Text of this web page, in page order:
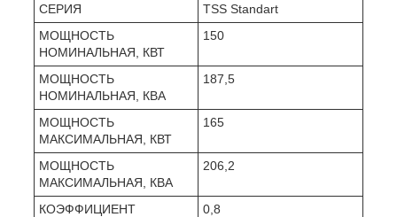
СЕРИЯ
TSS Standart
МОЩНОСТЬ
НОМИНАЛЬНАЯ, КВТ
150
МОЩНОСТЬ
НОМИНАЛЬНАЯ, КВА
187,5
МОЩНОСТЬ
МАКСИМАЛЬНАЯ, КВТ
165
МОЩНОСТЬ
МАКСИМАЛЬНАЯ, КВА
206,2
КОЭФФИЦИЕНТ
0,8